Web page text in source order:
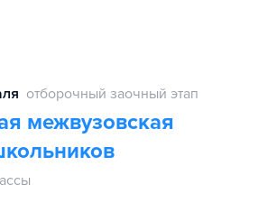
отборочный заочный этап
межвузовская